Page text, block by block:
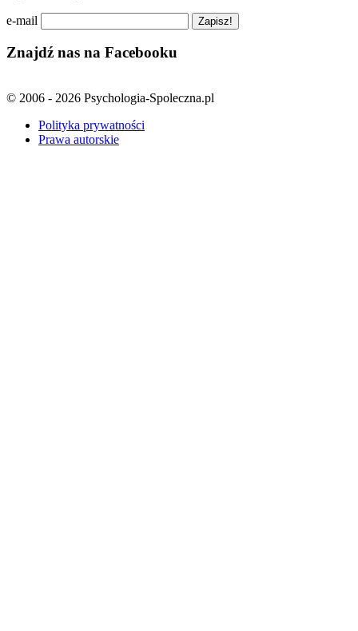
e-mail
Znajdź nas na Facebooku
© 2006 - 2026 Psychologia-Spoleczna.pl
Polityka prywatności
Prawa autorskie